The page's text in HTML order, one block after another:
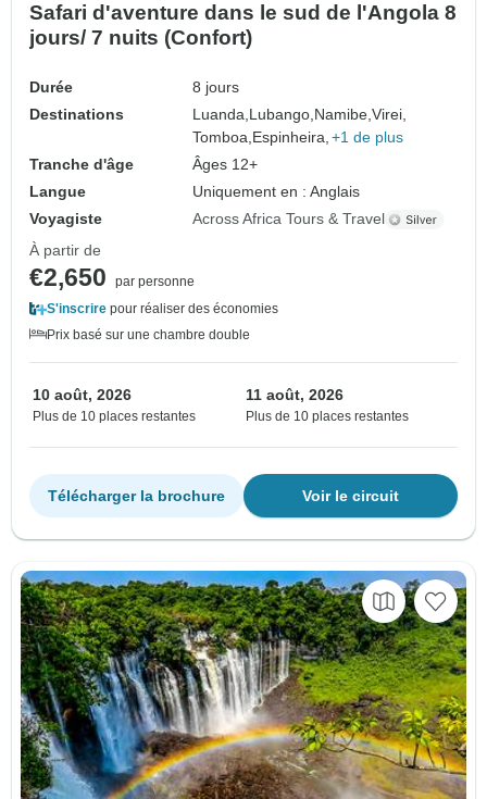
Safari d'aventure dans le sud de l'Angola 8
jours/ 7 nuits (Confort)
Durée
8 jours
Destinations
Luanda,Lubango,Namibe,Virei,
Tomboa,Espinheira, +1 de plus
Tranche d'âge
Âges 12+
Langue
Uniquement en : Anglais
Voyagiste
Across Africa Tours & Travel
À partir de
€2,650
par personne
S'inscrire pour réaliser des économies
Prix basé sur une chambre double
10 août, 2026
Plus de 10 places restantes
11 août, 2026
Plus de 10 places restantes
Voir le circuit
Télécharger la brochure